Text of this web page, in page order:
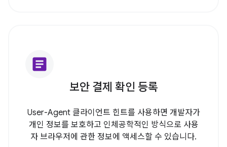
article
보안 결제 확인 등록
User-Agent 클라이언트 힌트를 사용하면 개발자가
개인 정보를 보호하고 인체공학적인 방식으로 사용
자 브라우저에 관한 정보에 액세스할 수 있습니다.